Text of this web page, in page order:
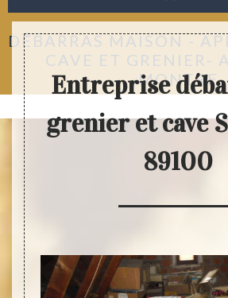
DÉBARRAS MAISON -
CAVE ET GRENIER-
MONTRE
Entreprise
grenier et cave
89100